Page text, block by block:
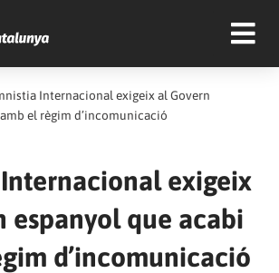
Internacional exigeix al Govern
el règim d’incomunicació
exigeix
espanyol que acabi
d’incomunicació